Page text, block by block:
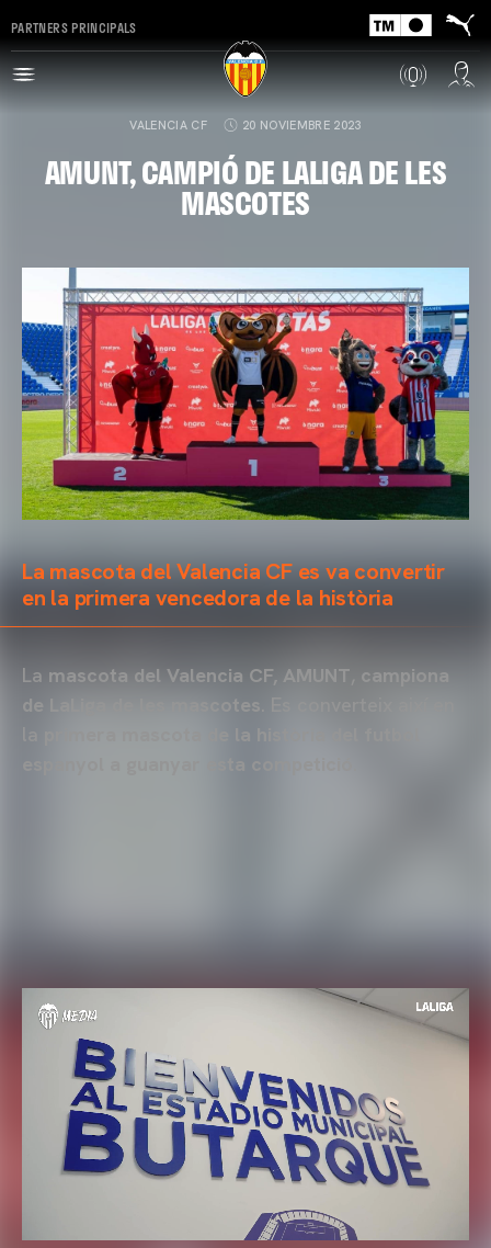
PARTNERS PRINCIPALS
VALENCIA CF 20 NOVIEMBRE 2023
AMUNT, CAMPIÓ DE LALIGA DE LES
MASCOTES
La mascota del Valencia CF es va convertir
en la primera vencedora de la història
La mascota del Valencia CF, AMUNT, campiona
de LaLiga de les mascotes. Es converteix així en